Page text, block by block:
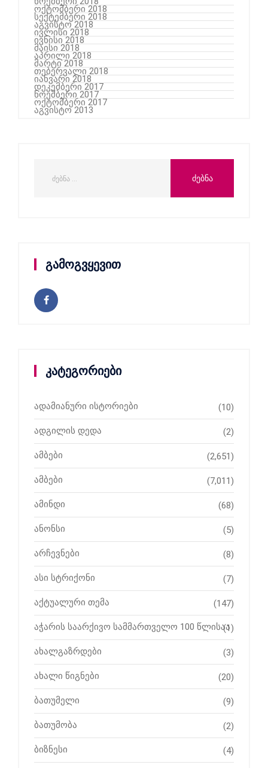
ოქტომბერი 2018
სექტემბერი 2018
აგვისტო 2018
ივლისი 2018
ივნისი 2018
მაისი 2018
აპრილი 2018
მარტი 2018
თებერვალი 2018
იანვარი 2018
დეკემბერი 2017
ნოემბერი 2017
ოქტომბერი 2017
აგვისტო 2013
გამოგვყევით
კატეგორიები
ადამიანური ისტორიები (10)
ადგილის დედა (2)
ამბები (2,651)
ამბები (7,011)
ამინდი (68)
ანონსი (5)
არჩევნები (8)
ასი სტრიქონი (7)
აქტუალური თემა (147)
აჭარის საარქივო სამმართველო 100 წლისაა
(1)
ახალგაზრდები (3)
ახალი წიგნები (20)
ბათუმელი (9)
ბათუმობა (2)
ბიზნესი (4)